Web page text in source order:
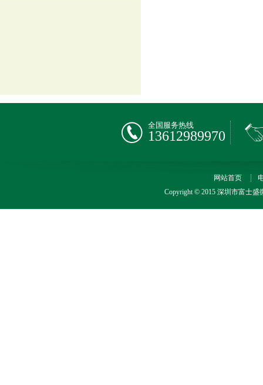
全国服务热线
13612989970
网站首页
Copyright © 2015 深圳市富士